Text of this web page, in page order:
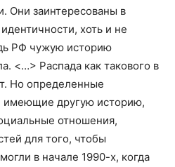
Они заинтересованы в
хоть и не
РФ чужую историю
<…> Распада как такового в
Но определенные
имеющие другую историю,
отношения,
для того, чтобы
в начале 1990-х, когда